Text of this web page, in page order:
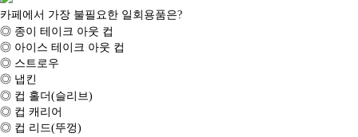
카페에서 가장 불필요한 일회용품은?
◎ 종이 테이크 아웃 컵
◎ 아이스 테이크 아웃 컵
◎ 스트로우
◎ 냅킨
◎ 컵 홀더(슬리브)
◎ 컵 캐리어
◎ 컵 리드(뚜껑)